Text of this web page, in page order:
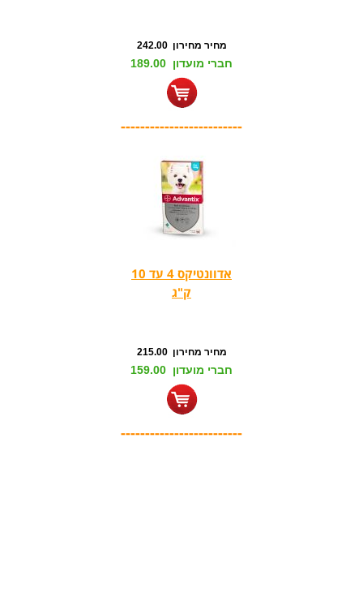
מחיר מחירון 242.00
חברי מועדון 189.00
-------------------------
אדוונטיקס 4 עד 10
ק"ג
מחיר מחירון 215.00
חברי מועדון 159.00
-------------------------